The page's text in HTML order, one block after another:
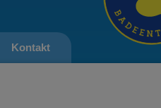
Kontakt